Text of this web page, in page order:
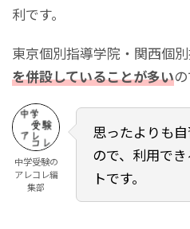
利です。
東京個別指導学院・関西個別
を併設していることが多い
中学受験の
アレコレ編
集部
思ったよりも
ので、利用で
トです。